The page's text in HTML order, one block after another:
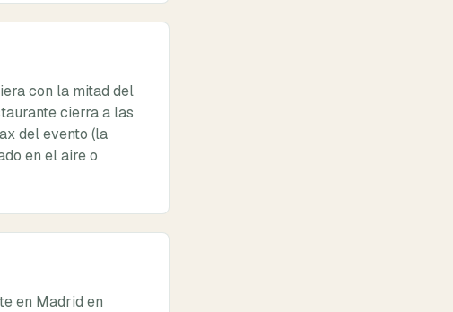
con la mitad del
cierra a las
del evento (la
en el aire o
en Madrid en